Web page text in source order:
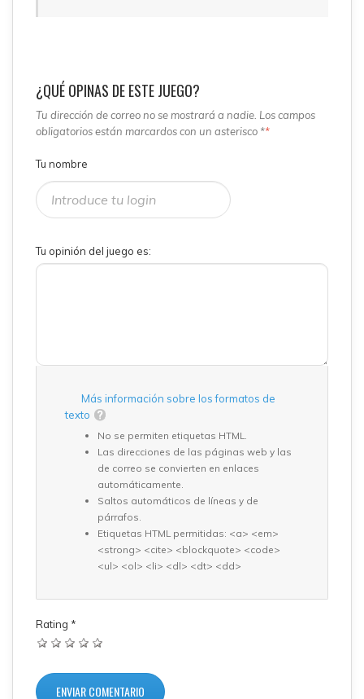
¿QUÉ OPINAS DE ESTE JUEGO?
Tu dirección de correo no se mostrará a nadie. Los campos
obligatorios están marcardos con un asterisco **
Tu nombre
Tu opinión del juego es:
Más información sobre los formatos de
texto
No se permiten etiquetas HTML.
Las direcciones de las páginas web y las
de correo se convierten en enlaces
automáticamente.
Saltos automáticos de líneas y de
párrafos.
Etiquetas HTML permitidas: <a> <em>
<strong> <cite> <blockquote> <code>
<ul> <ol> <li> <dl> <dt> <dd>
Rating *